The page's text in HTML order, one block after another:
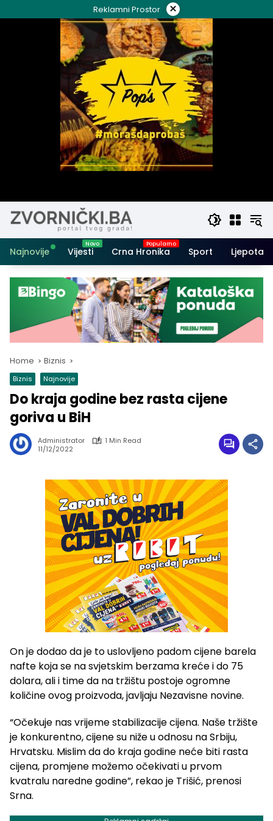
to
Reklamni Prostor ×
Najnovije Vijesti Crna Hronika Sport Ljepota i
Home Biznis
Biznis Najnovije
Do kraja godine bez rasta cijene
goriva u BiH
Administrator
1 Min Read
11/12/2022
On je dodao da je to uslovljeno padom cijene barela
nafte koja se na svjetskim berzama kreće i do 75
dolara, ali i time da na tržištu postoje ogromne
količine ovog proizvoda, javljaju Nezavisne novine.
“Očekuje nas vrijeme stabilizacije cijena. Naše tržište
je konkurentno, cijene su niže u odnosu na Srbiju,
Hrvatsku. Mislim da do kraja godine neće biti rasta
cijena, promjene možemo očekivati u prvom
kvatralu naredne godine”, rekao je Trišić, prenosi
Srna.